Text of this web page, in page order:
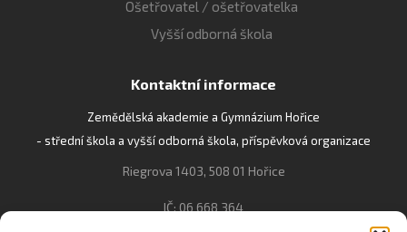
Ošetřovatel / ošetřovatelka
Vyšší odborná škola
Kontaktní informace
Zemědělská akademie a Gymnázium Hořice
- střední škola a vyšší odborná škola, příspěvková organizace
Riegrova 1403, 508 01 Hořice
IČ: 06 668 364